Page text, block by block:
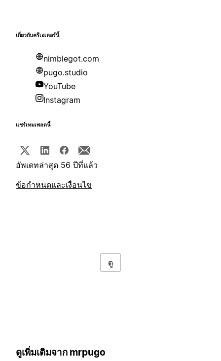
เกี่ยวกับครีเอเตอร์นี้
nimblegot.com
pugo.studio
YouTube
Instagram
แชร์เทมเพลตนี้
อัพเดทล่าสุด 56 ปีที่แล้ว
ข้อกำหนดและเงื่อนไข
ดู
ดูเพิ่มเติมจาก mrpugo